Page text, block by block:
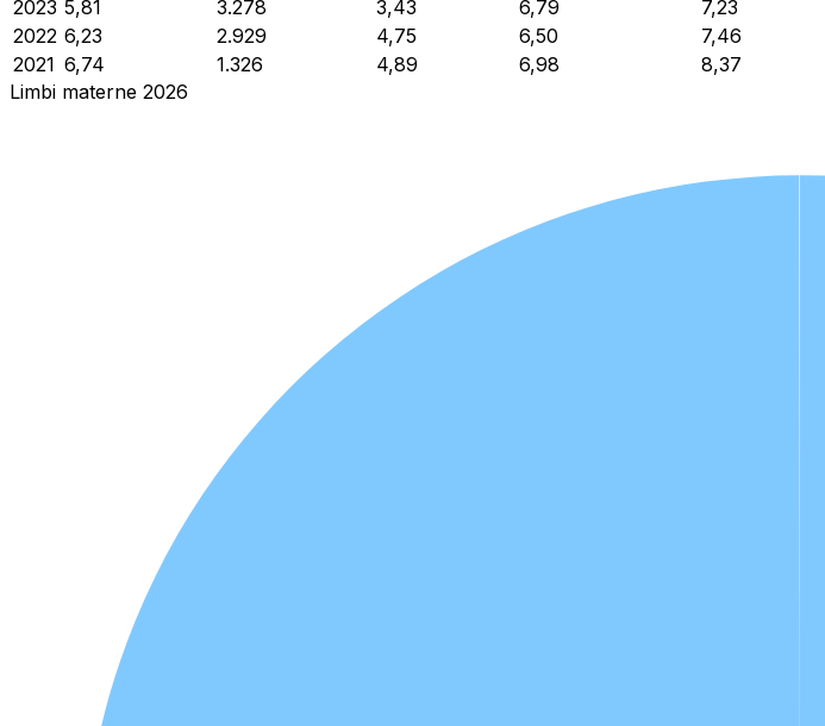
2023 5,81 3.278 3,43 6,79 7,23
2022 6,23 2.929 4,75 6,50 7,46
2021 6,74 1.326 4,89 6,98 8,37
Limbi materne 2026